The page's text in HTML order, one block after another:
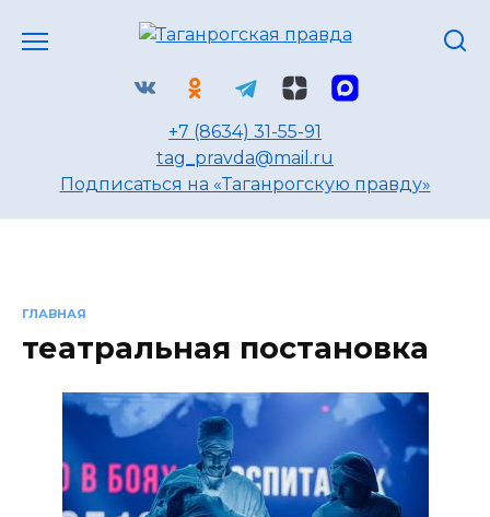
+7 (8634) 31-55-91
tag_pravda@mail.ru
Подписаться на «Таганрогскую правду»
ГЛАВНАЯ
театральная постановка